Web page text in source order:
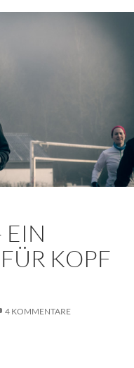
EIN
KOPF
4 KOMMENTARE